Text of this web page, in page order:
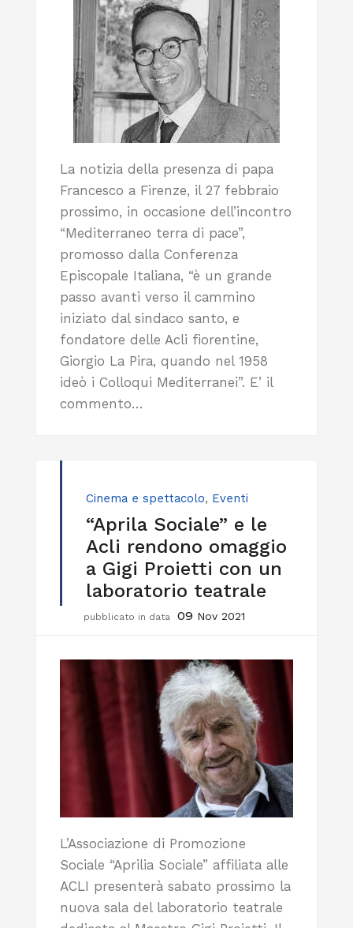
La notizia della presenza di papa
Francesco a Firenze, il 27 febbraio
prossimo, in occasione dell’incontro
“Mediterraneo terra di pace”,
promosso dalla Conferenza
Episcopale Italiana, “è un grande
passo avanti verso il cammino
iniziato dal sindaco santo, e
fondatore delle Acli fiorentine,
Giorgio La Pira, quando nel 1958
ideò i Colloqui Mediterranei”. E’ il
commento…
Cinema e spettacolo, Eventi
“Aprila Sociale” e le
Acli rendono omaggio
a Gigi Proietti con un
laboratorio teatrale
pubblicato in data 09 Nov 2021
L’Associazione di Promozione
Sociale “Aprilia Sociale” affiliata alle
ACLI presenterà sabato prossimo la
nuova sala del laboratorio teatrale